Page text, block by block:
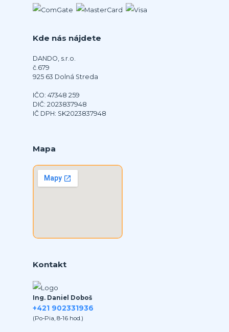
Kde nás nájdete
DANDO, s.r.o.
č.679
925 63 Dolná Streda
IČO: 47348 259
DIČ: 2023837948
IČ DPH: SK2023837948
Mapa
Kontakt
Ing. Daniel Doboš
+421 902331936
(Po-Pia, 8-16 hod.)